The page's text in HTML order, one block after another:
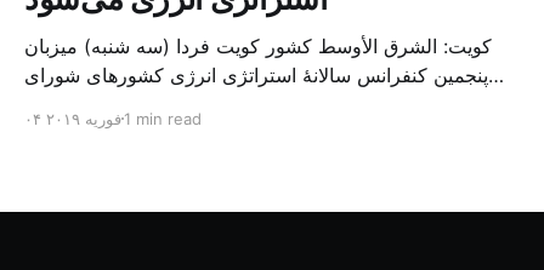
کویت: الشرق الأوسط کشور کویت فردا (سه شنبه) میزبان
پنجمین کنفرانس سالانهٔ استراتژی انرژی کشورهای شورای
متخصص از شرکت‌های جهانی نفت و گاز در این کنفرانس
۰۴ فوریه ۲۰۱۹1 min read